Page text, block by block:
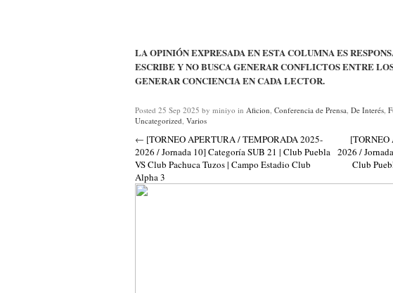
LA OPINIÓN EXPRESADA EN ESTA COLUMNA ES
ESCRIBE Y NO BUSCA GENERAR CONFLICTOS ENTRE
GENERAR CONCIENCIA EN CADA LECTOR.
Posted 25 Sep 2025 by miniyo in Aficion, Conferencia de Prensa, De Interés,
Uncategorized, Varios
← [TORNEO APERTURA / TEMPORADA 2025-
2026 / Jornada 10] Categoría SUB 21 | Club Puebla
VS Club Pachuca Tuzos | Campo Estadio Club
Alpha 3
2026 /
Club